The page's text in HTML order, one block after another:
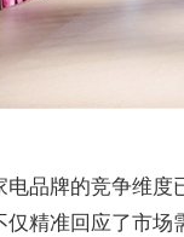
品牌的竞争维
精准回应了市